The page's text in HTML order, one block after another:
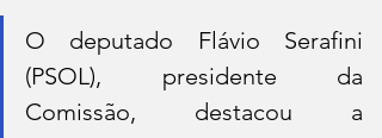
O deputado Flávio Serafini
(PSOL), presidente da
Comissão, destacou a